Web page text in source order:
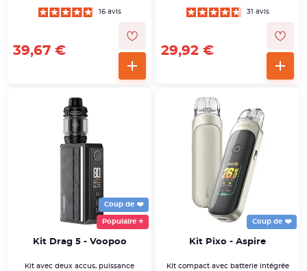
16 avis
39,67 €
31 avis
29,92 €
Coup de ❤️
Populaire ⭐
Kit Drag 5 - Voopoo
Kit avec deux accus, puissance
Coup de ❤️
Kit Pixo - Aspire
Kit compact avec batterie intégrée